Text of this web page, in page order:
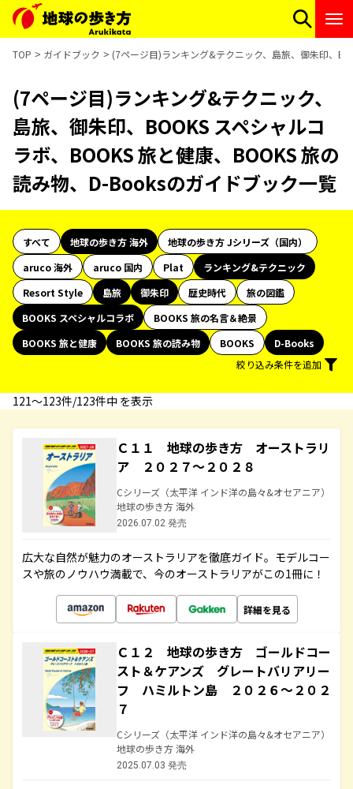
TOP ガイドブック (7ページ目)ランキング&テクニック、島旅、御朱印、
(7ページ目)ランキング&テクニック、
島旅、御朱印、BOOKS スペシャルコ
ラボ、BOOKS 旅と健康、BOOKS 旅の
読み物、D-Booksのガイドブック一覧
すべて 地球の歩き方 海外
地球の歩き方 Jシリーズ（国内）
aruco 海外
aruco 国内 Plat
ランキング&テクニック
Resort Style
島旅 御朱印 歴史時代
旅の図鑑
BOOKS スペシャルコラボ
BOOKS 旅の名言＆絶景
BOOKS 旅と健康
BOOKS 旅の読み物 BOOKS
D-Books
絞り込み条件を追加
121〜123件/123件中 を表示
Ｃ１１ 地球の歩き方 オーストラリ
ア ２０２７～２０２８
Cシリーズ（太平洋 インド洋の島々&オセアニア）
地球の歩き方 海外
2026.07.02 発売
広大な自然が魅力のオーストラリアを徹底ガイド。モデルコー
スや旅のノウハウ満載で、今のオーストラリアがこの1冊に！
詳細を見る
Ｃ１２ 地球の歩き方 ゴールドコー
スト＆ケアンズ グレートバリアリー
フ ハミルトン島 ２０２６～２０２
７
Cシリーズ（太平洋 インド洋の島々&オセアニア）
地球の歩き方 海外
2025.07.03 発売